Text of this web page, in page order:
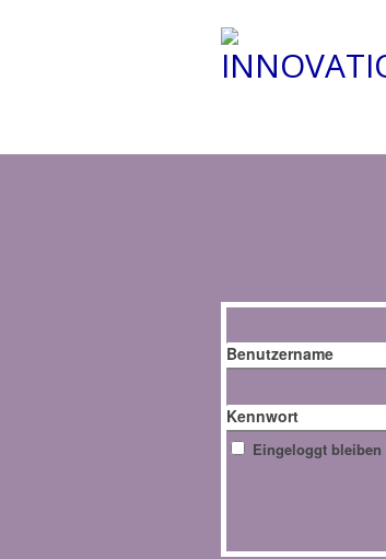
Benutzername
Kennwort
Eingeloggt bleiben